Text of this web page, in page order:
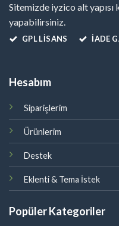
Sitemizde iyzico alt yapısı
yapabilirsiniz.
GPL LISANS İADE
Hesabım
Siparişlerim
Ürünlerim
Destek
Eklenti & Tema İstek
Popüler Kategoriler